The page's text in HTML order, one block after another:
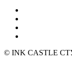
© INK CASTLE